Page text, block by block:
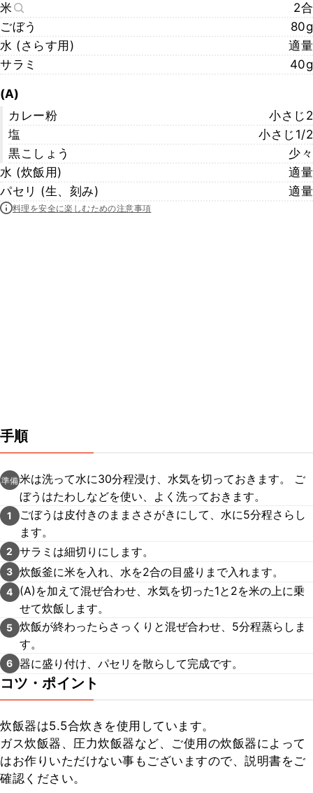
米
2合
ごぼう
80g
水 (さらす用)
適量
サラミ
40g
(A)
カレー粉
小さじ2
塩
小さじ1/2
黒こしょう
少々
水 (炊飯用)
適量
パセリ (生、刻み)
適量
料理を安全に楽しむための注意事項
手順
準備米は洗って水に30分程浸け、水気を切っておきます。 ご
ぼうはたわしなどを使い、よく洗っておきます。
1
ごぼうは皮付きのままささがきにして、水に5分程さらし
ます。
2 サラミは細切りにします。
3 炊飯釜に米を入れ、水を2合の目盛りまで入れます。
4
(A)を加えて混ぜ合わせ、水気を切った1と2を米の上に乗
せて炊飯します。
5 炊飯が終わったらさっくりと混ぜ合わせ、5分程蒸らしま
す。
6 器に盛り付け、パセリを散らして完成です。
コツ・ポイント
炊飯器は5.5合炊きを使用しています。
ガス炊飯器、圧力炊飯器など、ご使用の炊飯器によって
はお作りいただけない事もございますので、説明書をご
確認ください。